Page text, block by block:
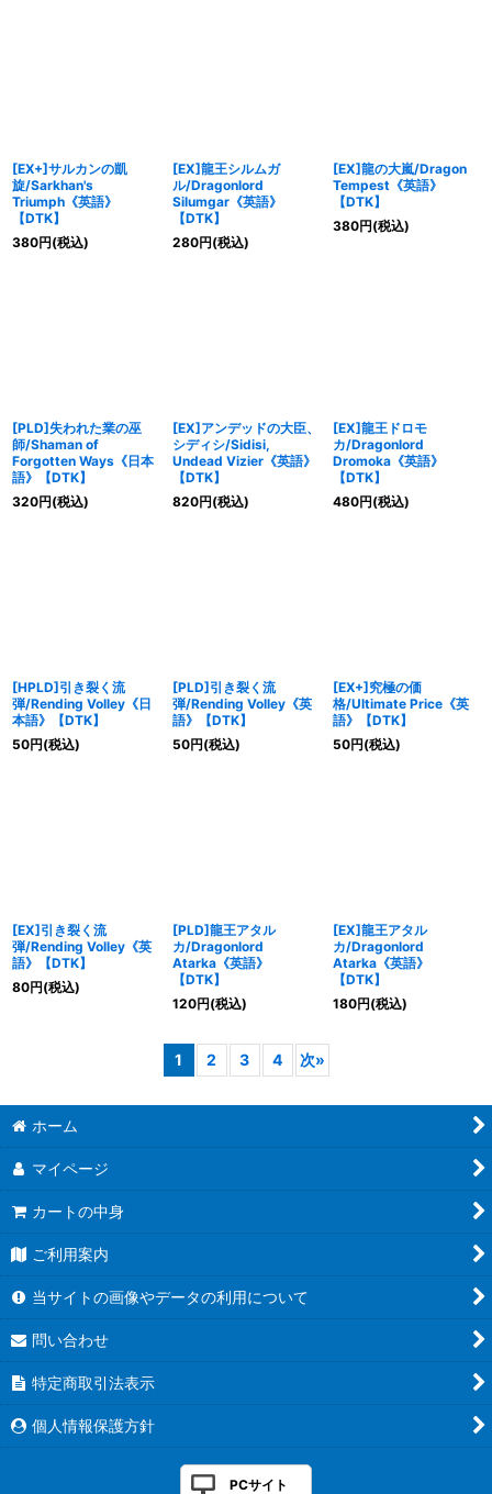
[EX+]サルカンの凱
旋/Sarkhan's
Triumph《英語》
【DTK】
380円(税込)
[EX]龍王シルムガ
ル/Dragonlord
Silumgar《英語》
【DTK】
280円(税込)
[EX]龍の大嵐/Dragon
Tempest《英語》
【DTK】
380円(税込)
[PLD]失われた業の巫
師/Shaman of
Forgotten Ways《日本
語》【DTK】
320円(税込)
[EX]アンデッドの大臣、
シディシ/Sidisi,
Undead Vizier《英語》
【DTK】
820円(税込)
[EX]龍王ドロモ
カ/Dragonlord
Dromoka《英語》
【DTK】
480円(税込)
[HPLD]引き裂く流
弾/Rending Volley《日
本語》【DTK】
50円(税込)
[PLD]引き裂く流
弾/Rending Volley《英
語》【DTK】
50円(税込)
[EX+]究極の価
格/Ultimate Price《英
語》【DTK】
50円(税込)
[EX]引き裂く流
弾/Rending Volley《英
語》【DTK】
80円(税込)
[PLD]龍王アタル
カ/Dragonlord
Atarka《英語》
【DTK】
120円(税込)
[EX]龍王アタル
カ/Dragonlord
Atarka《英語》
【DTK】
180円(税込)
1 2 3 4 次»
ホーム
マイページ
カートの中身
ご利用案内
当サイトの画像やデータの利用について
問い合わせ
特定商取引法表示
個人情報保護方針
PCサイト